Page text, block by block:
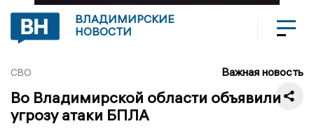
ВЛАДИМИРСКИЕ
НОВОСТИ
СВО Важная новость
Во Владимирской области объявили
угрозу атаки БПЛА